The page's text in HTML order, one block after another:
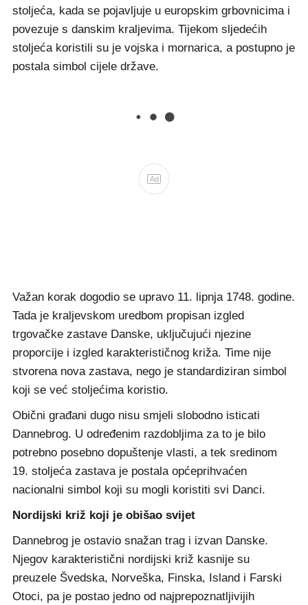
stoljeća, kada se pojavljuje u europskim grbovnicima i
povezuje s danskim kraljevima. Tijekom sljedećih
stoljeća koristili su je vojska i mornarica, a postupno je
postala simbol cijele države.
Ad
Važan korak dogodio se upravo 11. lipnja 1748. godine.
Tada je kraljevskom uredbom propisan izgled
trgovačke zastave Danske, uključujući njezine
proporcije i izgled karakterističnog križa. Time nije
stvorena nova zastava, nego je standardiziran simbol
koji se već stoljećima koristio.
Obični građani dugo nisu smjeli slobodno isticati
Dannebrog. U određenim razdobljima za to je bilo
potrebno posebno dopuštenje vlasti, a tek sredinom
19. stoljeća zastava je postala općeprihvaćen
nacionalni simbol koji su mogli koristiti svi Danci.
Nordijski križ koji je obišao svijet
Dannebrog je ostavio snažan trag i izvan Danske.
Njegov karakteristični nordijski križ kasnije su
preuzele Švedska, Norveška, Finska, Island i Farski
Otoci, pa je postao jedno od najprepoznatljivijih